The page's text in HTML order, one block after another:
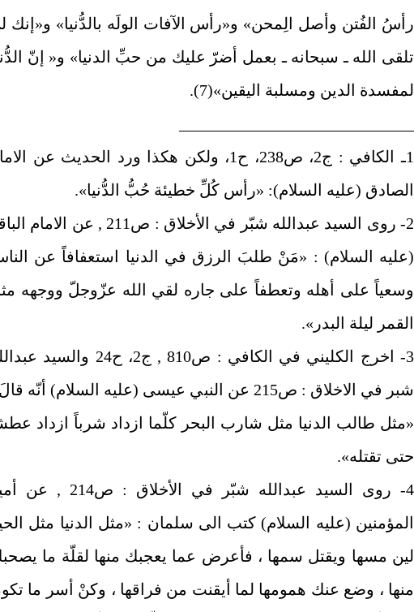
رأسُ الفُتن وأصل الِمحن» و«رأس الآفات الولَه بالدُّنيا» و«إنك
تلقى الله ـ سبحانه ـ بعمل أضرّ عليك من حبِّ الدنيا» و« إنّ
لمفسدة الدين ومسلبة اليقين»(7).
1ـ الكافي : ج2، ص238، ح1، ولكن هكذا ورد الحديث عن
الصادق (عليه السلام): «رأس كُلِّ خطيئة حُبُّ الدُّنيا».
2- روى السيد عبدالله شبّر في الأخلاق : ص211 , عن
(عليه السلام) : «مَنْ طلبَ الرزق في الدنيا استعفافاً عن
وسعياً على أهله وتعطفاً على جاره لقي الله عزّوجلّ ووجهه
القمر ليلة البدر».
3- اخرج الكليني في الكافي : ص810 , ج2، ح24 والسيد
شبر في الاخلاق : ص215 عن النبي عيسى (عليه السلام) أنّه
«مثل طالب الدنيا مثل شارب البحر كلّما ازداد شرباً ازداد
حتى تقتله».
4- روى السيد عبدالله شبّر في الأخلاق :
المؤمنين (عليه السلام) كتب الى سلمان : «مثل الدنيا مثل
لين مسها ويقتل سمها ، فأعرض عما يعجبك منها لقلّة ما
منها ، وضع عنك همومها لما أيقنت من فراقها ، وكنْ أسر ما